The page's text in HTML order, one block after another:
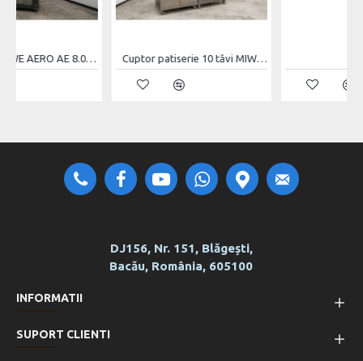
Cuptor patiserie 10 tăvi MIWE EC 10.0604
DJ156, Nr. 151, Blăgești,
Bacău, România, 605100
INFORMATII
SUPORT CLIENTI